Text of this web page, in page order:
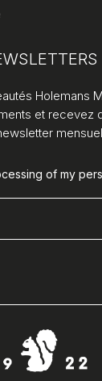
Holemans
et recevez
of my